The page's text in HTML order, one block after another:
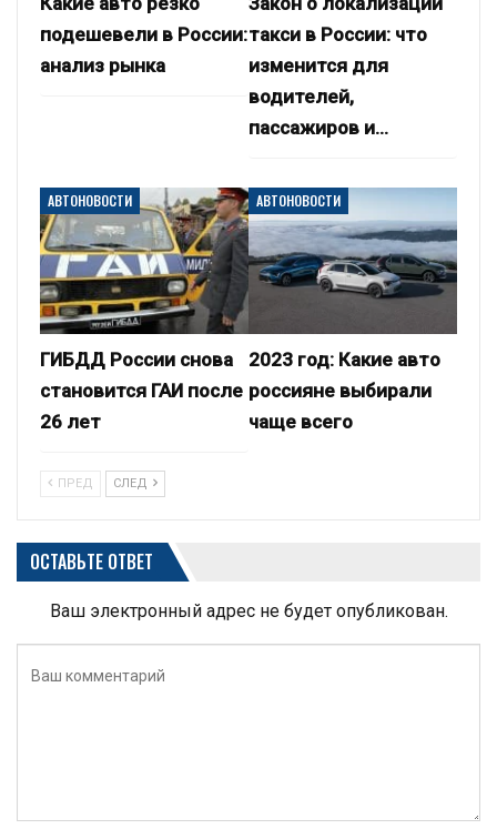
подешевели в России:
анализ рынка
такси в России: что
изменится для
водителей,
пассажиров и…
АВТОНОВОСТИ
ГИБДД России снова
становится ГАИ после
26 лет
АВТОНОВОСТИ
2023 год: Какие авто
россияне выбирали
чаще всего
ПРЕД СЛЕД
ОСТАВЬТЕ ОТВЕТ
Ваш электронный адрес не будет опубликован.